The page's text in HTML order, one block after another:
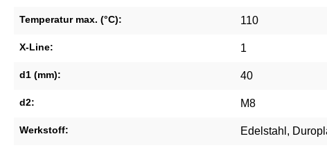
Temperatur max. (°C): 110
X-Line: 1
d1 (mm): 40
d2: M8
Werkstoff: Edelstahl ,